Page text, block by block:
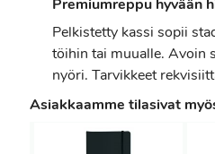
Premiumreppu hyvään
Pelkistetty kassi sopii
töihin tai muualle. Avoin
nyöri. Tarvikkeet
Asiakkaamme tilasivat